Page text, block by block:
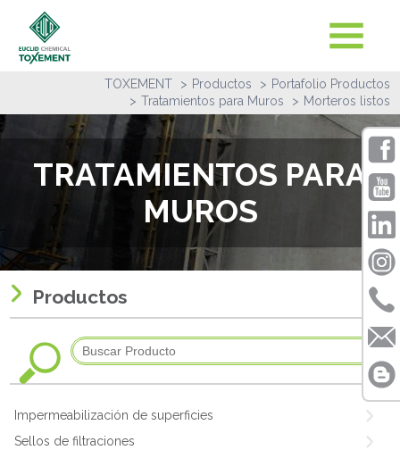
TOXEMENT Productos
Portafolio Productos
Tratamientos para Muros
Morteros listos
TRATAMIENTOS PARA
MUROS
Productos
Impermeabilización de superficies
Sellos de filtraciones